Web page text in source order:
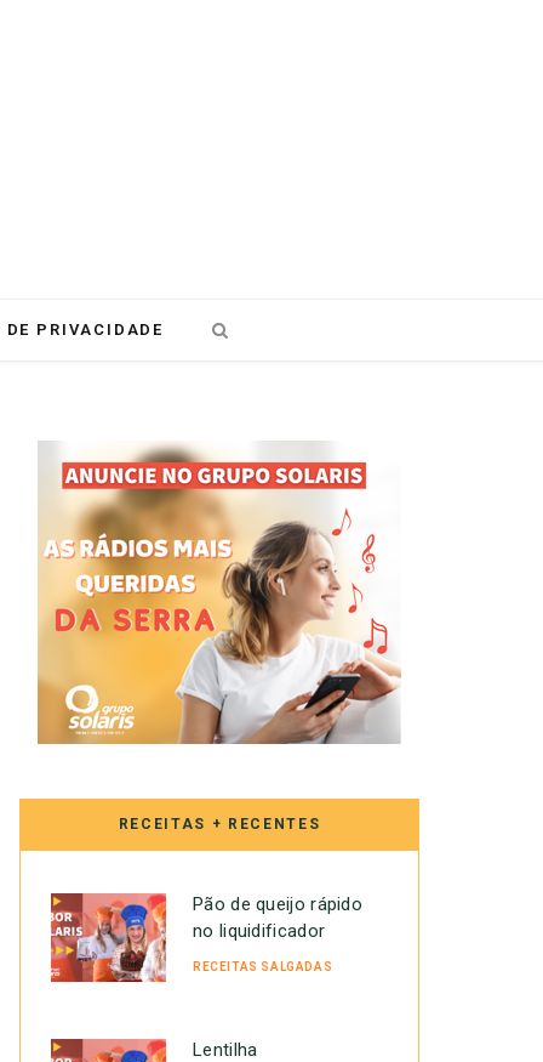
PRIVACIDADE
RECEITAS + RECENTES
Pão de queijo rápido
no liquidificador
RECEITAS SALGADAS
Lentilha